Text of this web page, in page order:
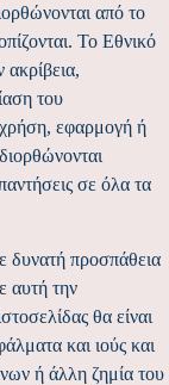
από το
Το Εθνικό
του
χρήση, εφαρμογή ή
σε όλα τα
δυνατή προσπάθεια
αυτή την
θα είναι
και ιούς και
ή άλλη ζημία του